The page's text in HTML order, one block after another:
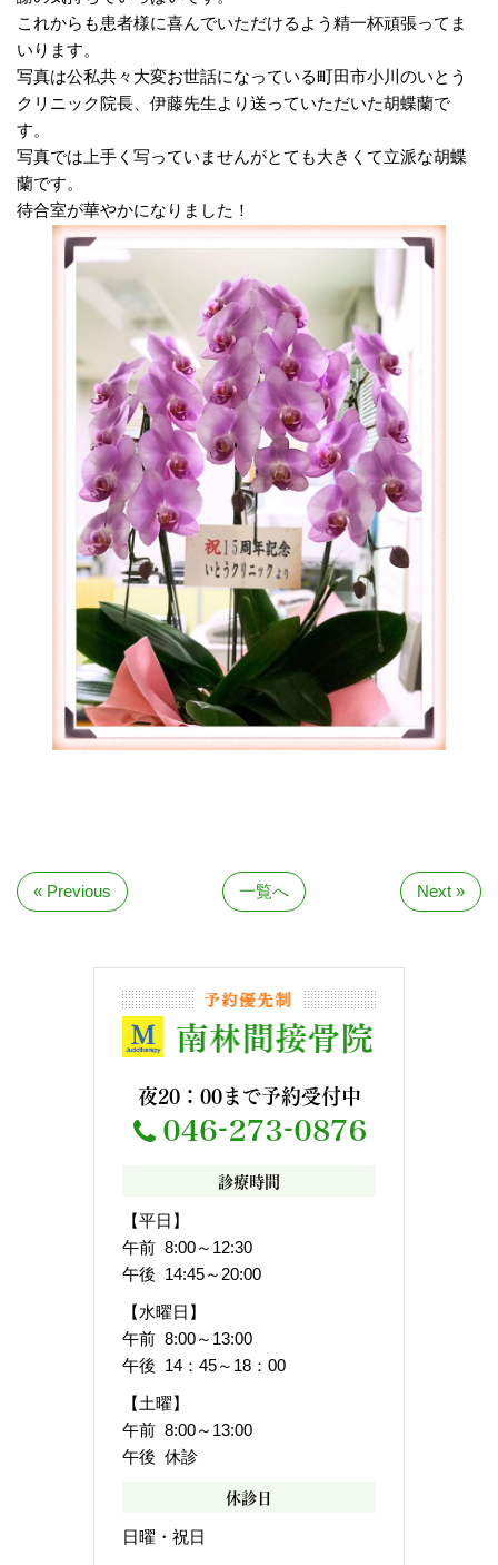
これからも患者様に喜んでいただけるよう精一杯頑張ってま
いります。
写真は公私共々大変お世話になっている町田市小川のいとう
クリニック院長、伊藤先生より送っていただいた胡蝶蘭で
す。
写真では上手く写っていませんがとても大きくて立派な胡蝶
蘭です。
待合室が華やかになりました！
« Previous 一覧へ Next »
夜20：00まで予約受付中
診療時間
【平日】
午前 8:00～12:30
午後 14:45～20:00
【水曜日】
午前 8:00～13:00
午後 14：45～18：00
【土曜】
午前 8:00～13:00
午後 休診
休診日
日曜・祝日